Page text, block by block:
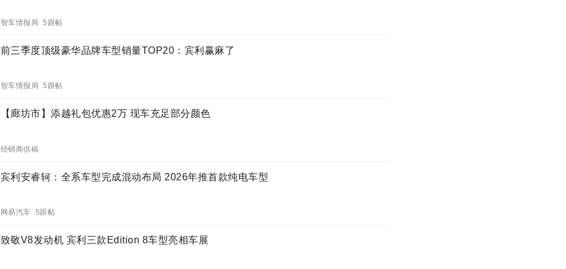
智车情报局 5跟帖
前三季度顶级豪华品牌车型销量TOP20：宾利赢麻了
智车情报局 5跟帖
【廊坊市】添越礼包优惠2万 现车充足部分颜色
经销商供稿
宾利安睿轲：全系车型完成混动布局 2026年推首款纯电车型
网易汽车 5跟帖
致敬V8发动机 宾利三款Edition 8车型亮相车展